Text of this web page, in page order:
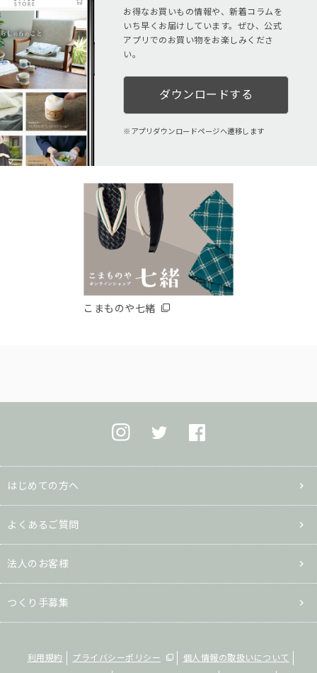
お得なお買いもの情報や、新着コラムを
いち早くお届けしています。ぜひ、公式
アプリでのお買い物をお楽しみくださ
い。
ダウンロードする
アプリダウンロードページへ遷移します
こまものや七緒
はじめての方へ
よくあるご質問
法人のお客様
つくり手募集
利用規約 プライバシーポリシー 個人情報の取扱いについて